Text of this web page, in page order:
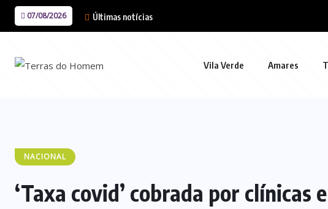
07/08/2026 Últimas notícias
Vila Verde Amares
NACIONAL
‘Taxa covid’ cobrada por clínicas